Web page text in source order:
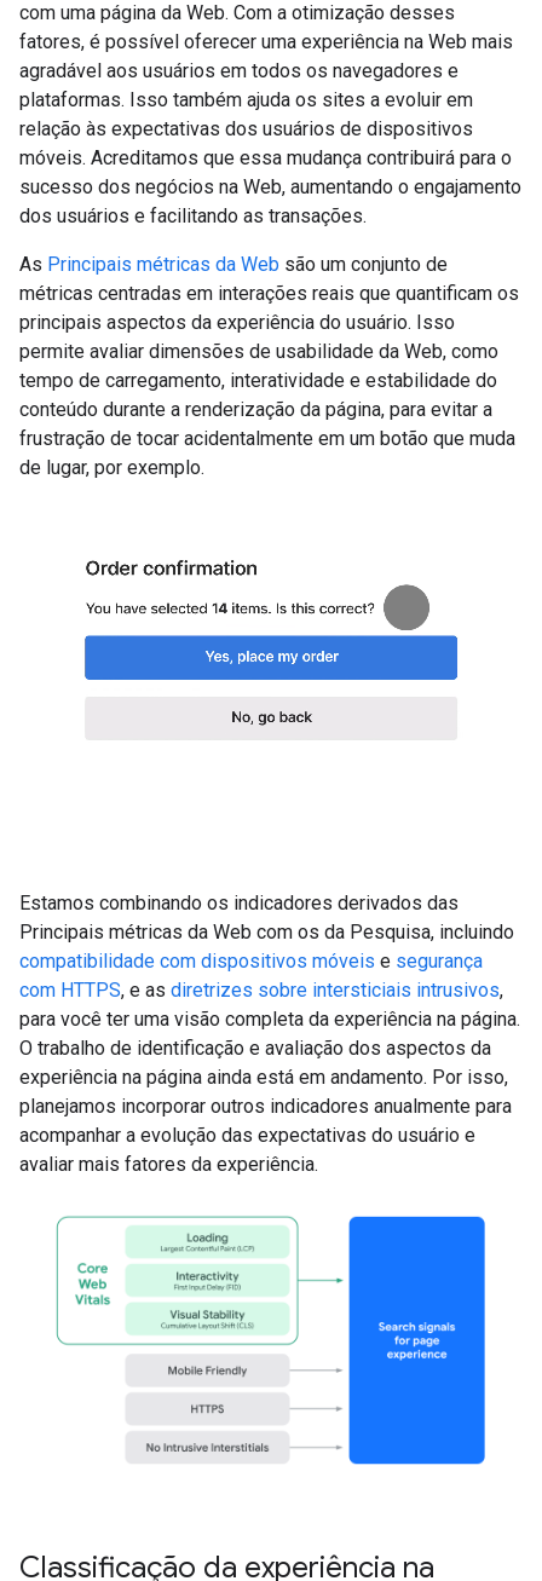
com uma página da Web. Com a otimização desses
fatores, é possível oferecer uma experiência na Web mais
agradável aos usuários em todos os navegadores e
plataformas. Isso também ajuda os sites a evoluir em
relação às expectativas dos usuários de dispositivos
móveis. Acreditamos que essa mudança contribuirá para o
sucesso dos negócios na Web, aumentando o engajamento
dos usuários e facilitando as transações.
As Principais métricas da Web são um conjunto de
métricas centradas em interações reais que quantificam os
principais aspectos da experiência do usuário. Isso
permite avaliar dimensões de usabilidade da Web, como
tempo de carregamento, interatividade e estabilidade do
conteúdo durante a renderização da página, para evitar a
frustração de tocar acidentalmente em um botão que muda
de lugar, por exemplo.
Estamos combinando os indicadores derivados das
Principais métricas da Web com os da Pesquisa, incluindo
compatibilidade com dispositivos móveis e segurança
com HTTPS, e as diretrizes sobre intersticiais intrusivos,
para você ter uma visão completa da experiência na página.
O trabalho de identificação e avaliação dos aspectos da
experiência na página ainda está em andamento. Por isso,
planejamos incorporar outros indicadores anualmente para
acompanhar a evolução das expectativas do usuário e
avaliar mais fatores da experiência.
Classificação da experiência na